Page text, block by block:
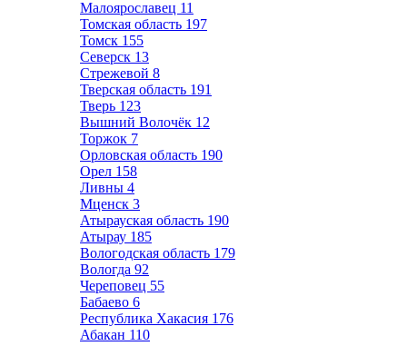
Малоярославец 11
Томская область 197
Томск 155
Северск 13
Стрежевой 8
Тверская область 191
Тверь 123
Вышний Волочёк 12
Торжок 7
Орловская область 190
Орел 158
Ливны 4
Мценск 3
Атырауская область 190
Атырау 185
Вологодская область 179
Вологда 92
Череповец 55
Бабаево 6
Республика Хакасия 176
Абакан 110